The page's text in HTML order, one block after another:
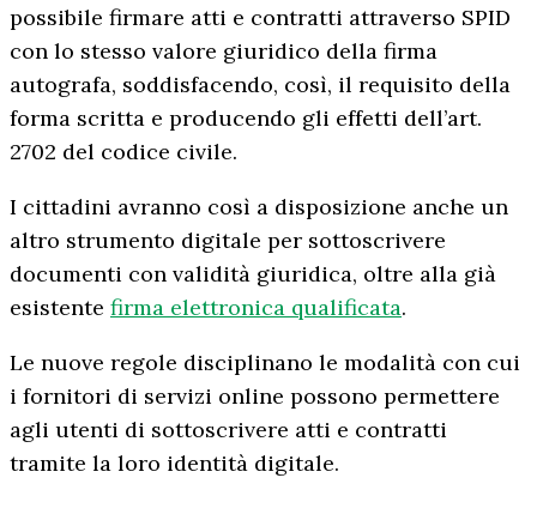
possibile firmare atti e contratti attraverso SPID
con lo stesso valore giuridico della firma
autografa, soddisfacendo, così, il requisito della
forma scritta e producendo gli effetti dell’art.
2702 del codice civile.
I cittadini avranno così a disposizione anche un
altro strumento digitale per sottoscrivere
documenti con validità giuridica, oltre alla già
esistente firma elettronica qualificata.
Le nuove regole disciplinano le modalità con cui
i fornitori di servizi online possono permettere
agli utenti di sottoscrivere atti e contratti
tramite la loro identità digitale.